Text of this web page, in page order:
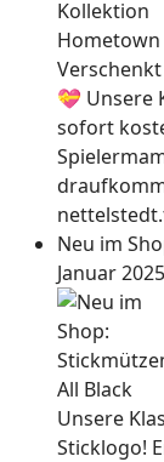
💝 Unsere
sofort
Neu im
Januar
Unsere
Sticklogo!